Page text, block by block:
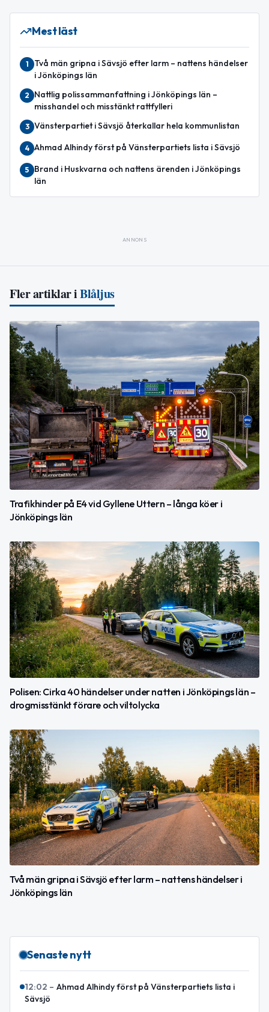
Mest läst
1
Två män gripna i Sävsjö efter larm – nattens händelser
i Jönköpings län
2
Nattlig polissammanfattning i Jönköpings län –
misshandel och misstänkt rattfylleri
3 Vänsterpartiet i Sävsjö återkallar hela kommunlistan
4 Ahmad Alhindy först på Vänsterpartiets lista i Sävsjö
5
Brand i Huskvarna och nattens ärenden i Jönköpings
län
ANNONS
Fler artiklar iBlåljus
Trafikhinder på E4 vid Gyllene Uttern – långa köer i
Jönköpings län
Polisen: Cirka 40 händelser under natten i Jönköpings län –
drogmisstänkt förare och viltolycka
Två män gripna i Sävsjö efter larm – nattens händelser i
Jönköpings län
Senaste nytt
12:02 – Ahmad Alhindy först på Vänsterpartiets lista i
Sävsjö